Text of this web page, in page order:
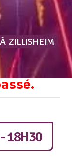
À ZILLISHEIM
18H30